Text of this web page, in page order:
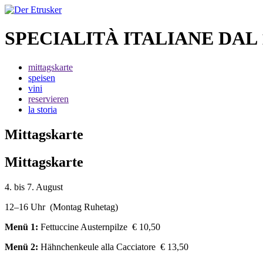
SPECIALITÀ ITALIANE DAL
mittagskarte
speisen
vini
reservieren
la storia
Mittagskarte
Mittagskarte
4. bis 7. August
12–16 Uhr (Montag Ruhetag)
Menü 1: Fettuccine Austernpilze € 10,50
Menü 2: Hähnchenkeule alla Cacciatore € 13,50